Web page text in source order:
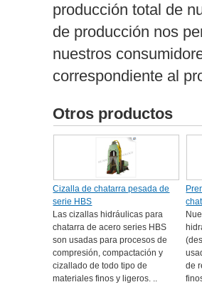
producción total de
de producción nos
nuestros
correspondiente al
Otros productos
Cizalla de chatarra pesada de
serie HBS
Las cizallas hidráulicas para
chatarra de acero series HBS
son usadas para procesos de
compresión, compactación y
cizallado de todo tipo de
materiales finos y ligeros. ..
de